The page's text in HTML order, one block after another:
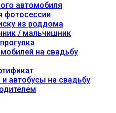
автомобиля
фотосессии
из роддома
/ мальчишник
на свадьбу
автобусы на свадьбу